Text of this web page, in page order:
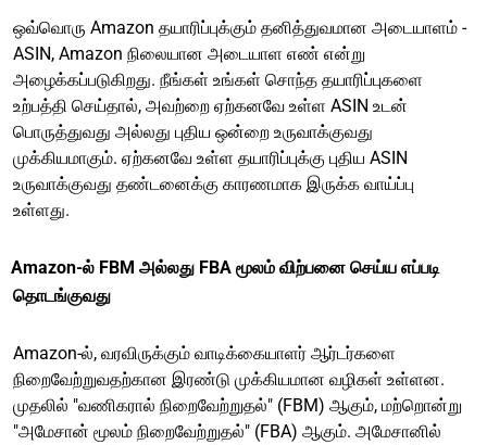
ஒவ்வொரு Amazon தயாரிப்புக்கும் தனித்துவமான அடையாளம் -
ASIN, Amazon நிலையான அடையாள எண் என்று
அழைக்கப்படுகிறது. நீங்கள் உங்கள் சொந்த தயாரிப்புகளை
உற்பத்தி செய்தால், அவற்றை ஏற்கனவே உள்ள ASIN உடன்
பொருத்துவது அல்லது புதிய ஒன்றை உருவாக்குவது
முக்கியமாகும். ஏற்கனவே உள்ள தயாரிப்புக்கு புதிய ASIN
உருவாக்குவது தண்டனைக்கு காரணமாக இருக்க வாய்ப்பு
உள்ளது.
Amazon-ல் FBM அல்லது FBA மூலம் விற்பனை செய்ய எப்படி
தொடங்குவது
Amazon-ல், வரவிருக்கும் வாடிக்கையாளர் ஆர்டர்களை
நிறைவேற்றுவதற்கான இரண்டு முக்கியமான வழிகள் உள்ளன.
முதலில் "வணிகரால் நிறைவேற்றுதல்" (FBM) ஆகும், மற்றொன்று
"அமேசான் மூலம் நிறைவேற்றுதல்" (FBA) ஆகும். அமேசானில்